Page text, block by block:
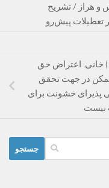
و هراز / تشریح
تعطیلات پیش‌رو
حق اعتراض؛ الزامات و بسترها (۱۲) خانی: اعتراض حق
در جهت تحقق
پذیرای خشونت برای
نیست